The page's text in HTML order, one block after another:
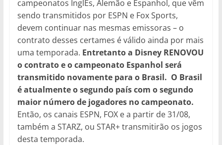
campeonatos InglÊs, Alemão e Espanhol, que vêm
sendo transmitidos por ESPN e Fox Sports,
devem continuar nas mesmas emissoras – o
contrato desses certames é válido ainda por mais
uma temporada. Entretanto a Disney RENOVOU
o contrato e o campeonato Espanhol será
transmitido novamente para o Brasil. O Brasil
é atualmente o segundo país com o segundo
maior número de jogadores no campeonato.
Então, os canais ESPN, FOX e a partir de 31/08,
também a STARZ, ou STAR+ transmitirão os jogos
desta temporada.